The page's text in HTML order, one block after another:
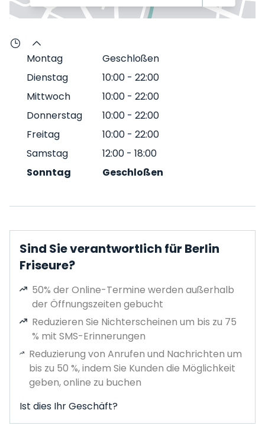
Montag
Geschloßen
Dienstag
10:00 - 22:00
Mittwoch
10:00 - 22:00
Donnerstag
10:00 - 22:00
Freitag
10:00 - 22:00
Samstag
12:00 - 18:00
Sonntag
Geschloßen
Sind Sie verantwortlich für Berlin
Friseure?
50% der Online-Termine werden außerhalb
der Öffnungszeiten gebucht
Reduzieren Sie Nichterscheinen um bis zu 75
% mit SMS-Erinnerungen
Reduzierung von Anrufen und Nachrichten um
bis zu 50 %, indem Sie Kunden die Möglichkeit
geben, online zu buchen
Ist dies Ihr Geschäft?